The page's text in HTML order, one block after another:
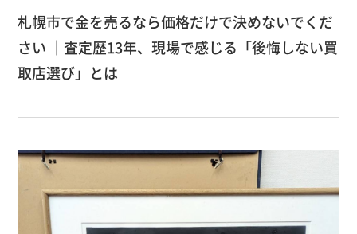
札幌市で金を売るなら価格だけで決めないでくだ
さい ｜査定歴13年、現場で感じる「後悔しない買
取店選び」とは